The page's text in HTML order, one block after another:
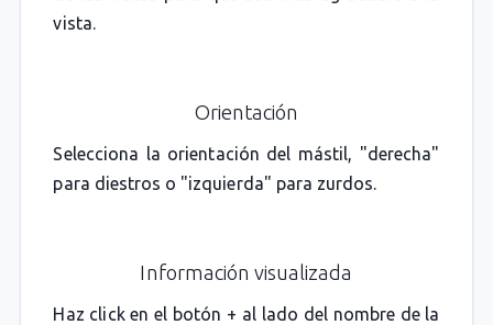
vista.
Orientación
Selecciona la orientación del mástil, "derecha"
para diestros o "izquierda" para zurdos.
Información visualizada
Haz click en el botón + al lado del nombre de la